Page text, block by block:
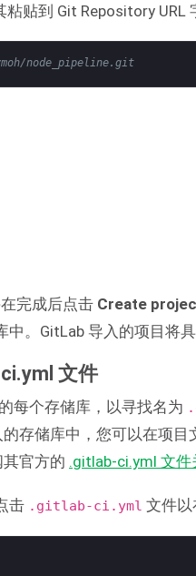
粘贴到 Git Repository URL
node_pipeline.git
完成后点击 Create
中。GitLab 导入的项目将
文件
每个存储库，以寻找名为
存储库中，您可以在项
官方的 .gitlab-ci.yml 文
击 .gitlab-ci.yml 文件